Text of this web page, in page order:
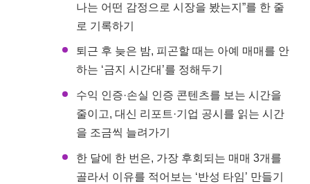
나는 어떤 감정으로 시장을 봤는지”를 한 줄
로 기록하기
퇴근 후 늦은 밤, 피곤할 때는 아예 매매를 안
하는 ‘금지 시간대’를 정해두기
수익 인증·손실 인증 콘텐츠를 보는 시간을
줄이고, 대신 리포트·기업 공시를 읽는 시간
을 조금씩 늘려가기
한 달에 한 번은, 가장 후회되는 매매 3개를
골라서 이유를 적어보는 ‘반성 타임’ 만들기